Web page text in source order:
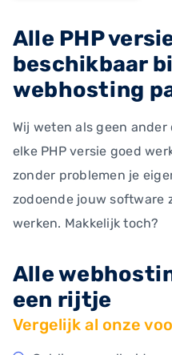
Alle PHP
beschikbaar
webhosting
Wij weten als geen
elke PHP versie goed
zonder problemen je
zodoende jouw software
werken. Makkelijk toch?
Alle
een rijtje
Vergelijk al onze